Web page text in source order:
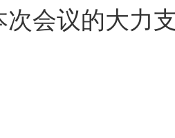
次会议的大力